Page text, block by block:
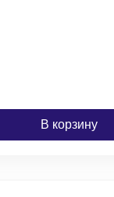
В корзину